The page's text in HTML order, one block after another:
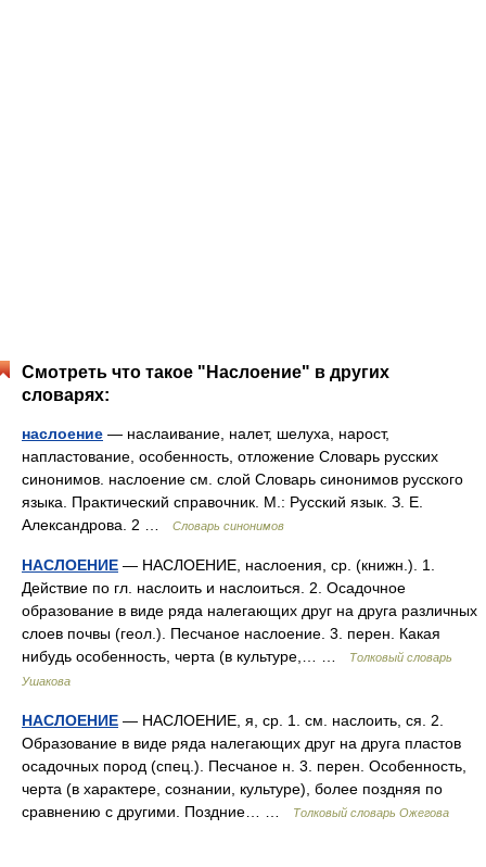
Смотреть что такое "Наслоение" в других
словарях:
наслоение — наслаивание, налет, шелуха, нарост,
напластование, особенность, отложение Словарь русских
синонимов. наслоение см. слой Словарь синонимов русского
языка. Практический справочник. М.: Русский язык. З. Е.
Александрова. 2 …
Словарь синонимов
НАСЛОЕНИЕ — НАСЛОЕНИЕ, наслоения, ср. (книжн.). 1.
Действие по гл. наслоить и наслоиться. 2. Осадочное
образование в виде ряда налегающих друг на друга различных
слоев почвы (геол.). Песчаное наслоение. 3. перен. Какая
нибудь особенность, черта (в культуре,… …
Толковый словарь
Ушакова
НАСЛОЕНИЕ — НАСЛОЕНИЕ, я, ср. 1. см. наслоить, ся. 2.
Образование в виде ряда налегающих друг на друга пластов
осадочных пород (спец.). Песчаное н. 3. перен. Особенность,
черта (в характере, сознании, культуре), более поздняя по
сравнению с другими. Поздние… …
Толковый словарь Ожегова